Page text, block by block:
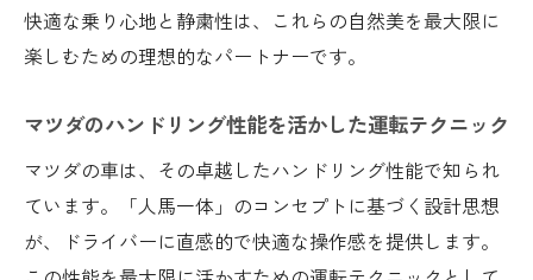
地域イベントとマツダのコラボレーション
事例
美学
地元の人々との交流を促進するマツダの取
り組み
文化体験を満喫するためのマツダ車の選び
快適な乗り心地と静粛性は、これらの自然美を最大限に
楽しむための理想的なパートナーです。
マツダのハンドリング性能を活かした運転テクニック
マツダの車は、その卓越したハンドリング性能で知られ
ています。「人馬一体」のコンセプトに基づく設計思想
が、ドライバーに直感的で快適な操作感を提供します。